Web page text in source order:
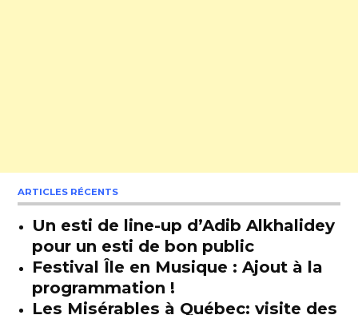
ARTICLES RÉCENTS
Un esti de line-up d’Adib Alkhalidey
pour un esti de bon public
Festival Île en Musique : Ajout à la
programmation !
Les Misérables à Québec: visite des